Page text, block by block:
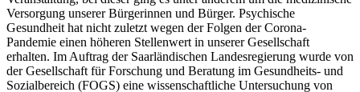
Versorgung unserer Bürgerinnen und Bürger. Psychische
Gesundheit hat nicht zuletzt wegen der Folgen der Corona-
Pandemie einen höheren Stellenwert in unserer Gesellschaft
erhalten. Im Auftrag der Saarländischen Landesregierung wurde von
der Gesellschaft für Forschung und Beratung im Gesundheits- und
Sozialbereich (FOGS) eine wissenschaftliche Untersuchung von